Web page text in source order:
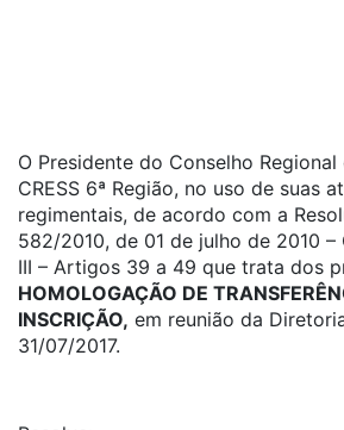
O Presidente do Conselho
CRESS 6ª Região, no uso de suas
regimentais, de acordo com a
582/2010, de 01 de julho de 2010 –
III – Artigos 39 a 49 que trata dos
HOMOLOGAÇÃO DE
INSCRIÇÃO, em reunião da
31/07/2017.